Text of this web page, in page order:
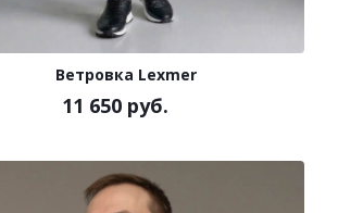
Ветровка Lexmer
11 650 руб.